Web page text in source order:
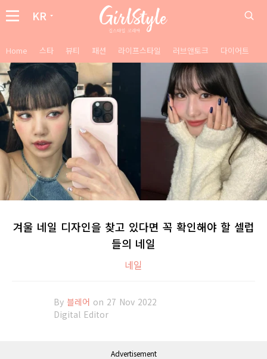
KR
Home 스타 뷰티 패션 라이프스타일 러브앤토크 다이어트
겨울 네일 디자인을 찾고 있다면 꼭 확인해야 할 셀럽
들의 네일
네일
By 블레어 on 27 Nov 2022
Digital Editor
Advertisement